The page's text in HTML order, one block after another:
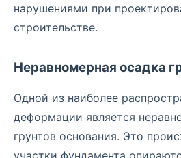
нарушениями при
строительстве.
Неравномерная осадка
Одной из наиболее
деформации является
грунтов основания. Это
участки фундамента